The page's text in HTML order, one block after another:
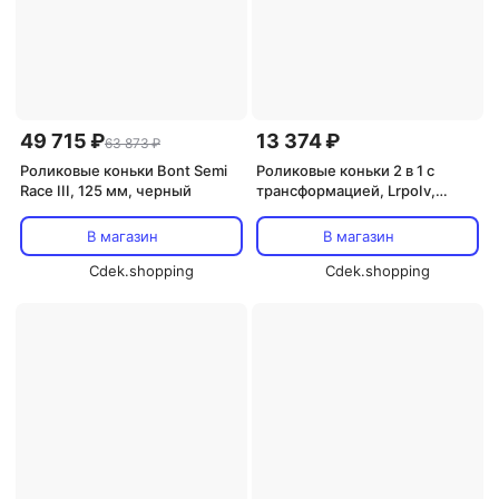
49 715 ₽63 873 ₽
Роликовые коньки Bont Semi
Race III, 125 мм, черный
В магазин
Cdek.shopping
13 374 ₽
Роликовые коньки 2 в 1 с
трансформацией, LrpoIv,
В магазин
Cdek.shopping